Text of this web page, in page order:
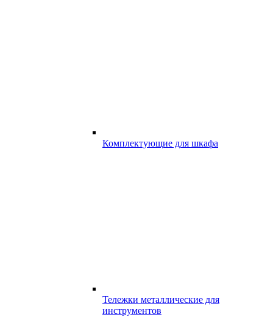
Комплектующие для шкафа
Тележки металлические для
инструментов